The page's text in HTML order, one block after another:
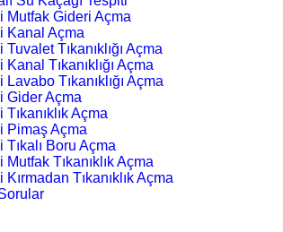
Mutfak Gideri Açma
Kanal Açma
Tuvalet Tıkanıklığı Açma
Kanal Tıkanıklığı Açma
Lavabo Tıkanıklığı Açma
Gider Açma
Açma
Pimaş Açma
Tıkalı Boru Açma
Mutfak Tıkanıklık Açma
Kırmadan Tıkanıklık Açma